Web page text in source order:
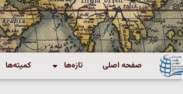
صفحه اصلی تازه‌ها کمیته‌ها